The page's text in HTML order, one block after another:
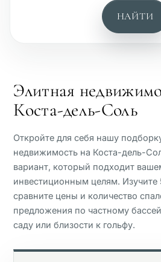
Вид на море
Панорамный вид
Вид на поле для гольфа
Частный сад
С лифтом
НАЙТИ
Элитная
Коста-дель-Соль
Откройте для себя нашу
недвижимость на Коста-дель-
вариант, который подходит
инвестиционным целям. Изучите
сравните цены и количество
предложения по частному
саду или близости к гольфу.